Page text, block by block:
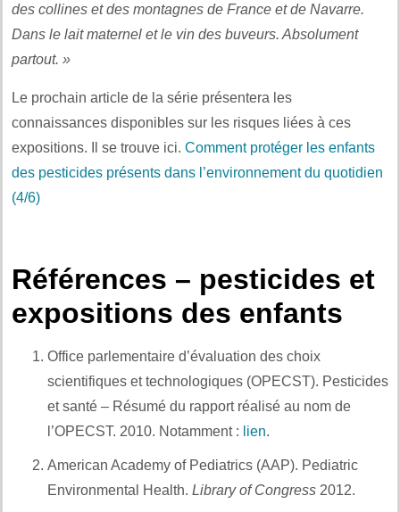
des collines et des montagnes de France et de Navarre.
Dans le lait maternel et le vin des buveurs. Absolument
partout. »
Le prochain article de la série présentera les
connaissances disponibles sur les risques liées à ces
expositions. Il se trouve ici. Comment protéger les enfants
des pesticides présents dans l’environnement du quotidien
(4/6)
Références – pesticides et
expositions des enfants
Office parlementaire d’évaluation des choix
scientifiques et technologiques (OPECST). Pesticides
et santé – Résumé du rapport réalisé au nom de
l’OPECST. 2010. Notamment : lien.
American Academy of Pediatrics (AAP). Pediatric
Environmental Health. Library of Congress 2012.